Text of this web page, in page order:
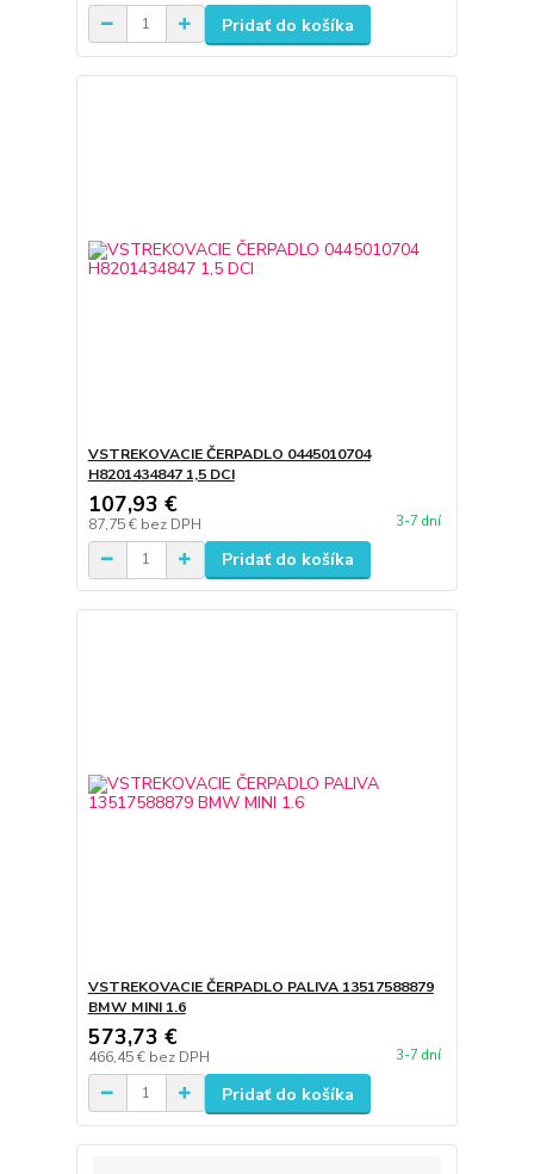
Pridať do košíka
VSTREKOVACIE ČERPADLO 0445010704
H8201434847 1,5 DCI
107,93 €
87,75 € bez DPH 3-7 dní
Pridať do košíka
VSTREKOVACIE ČERPADLO PALIVA 13517588879
BMW MINI 1.6
573,73 €
466,45 € bez DPH 3-7 dní
Pridať do košíka